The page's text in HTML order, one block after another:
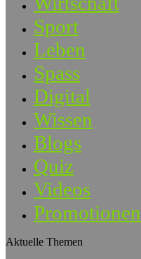
Sport
Leben
Spass
Digital
Wissen
Blogs
Quiz
Videos
Promotionen
Aktuelle Themen